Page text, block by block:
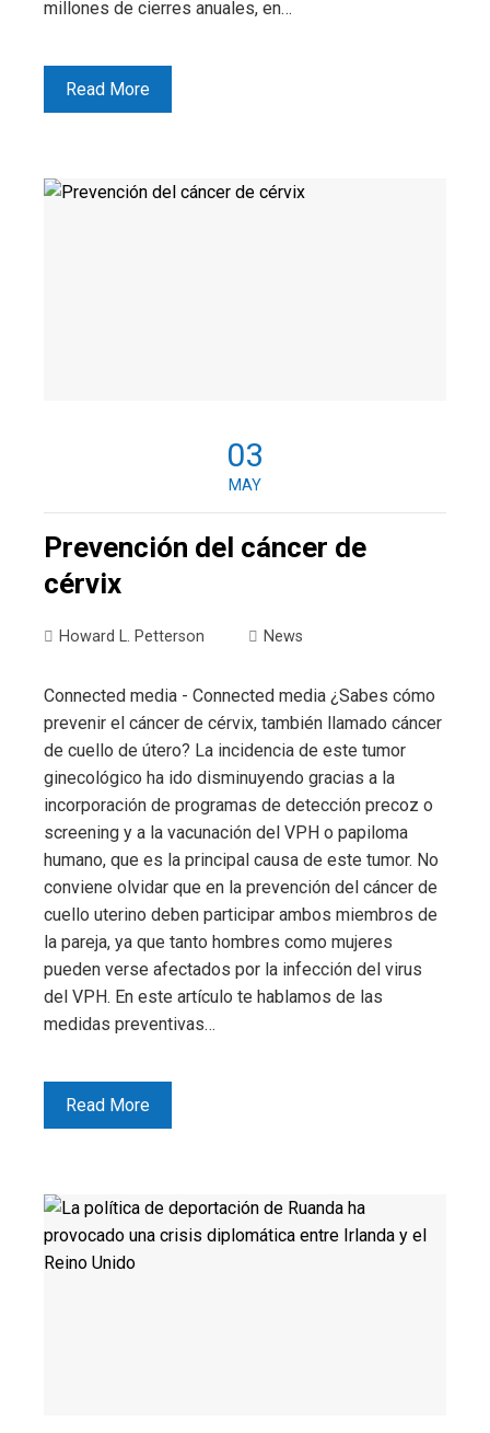
millones de cierres anuales, en…
Read More
03
MAY
Prevención del cáncer de
cérvix
Howard L. Petterson News
Connected media - Connected media ¿Sabes cómo
prevenir el cáncer de cérvix, también llamado cáncer
de cuello de útero? La incidencia de este tumor
ginecológico ha ido disminuyendo gracias a la
incorporación de programas de detección precoz o
screening y a la vacunación del VPH o papiloma
humano, que es la principal causa de este tumor. No
conviene olvidar que en la prevención del cáncer de
cuello uterino deben participar ambos miembros de
la pareja, ya que tanto hombres como mujeres
pueden verse afectados por la infección del virus
del VPH. En este artículo te hablamos de las
medidas preventivas…
Read More